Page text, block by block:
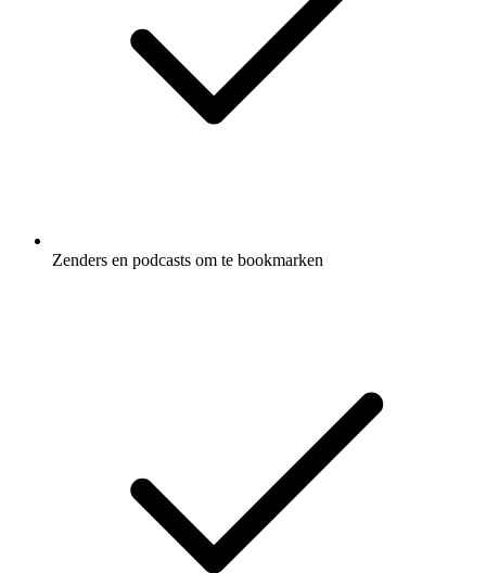
Zenders en podcasts om te bookmarken